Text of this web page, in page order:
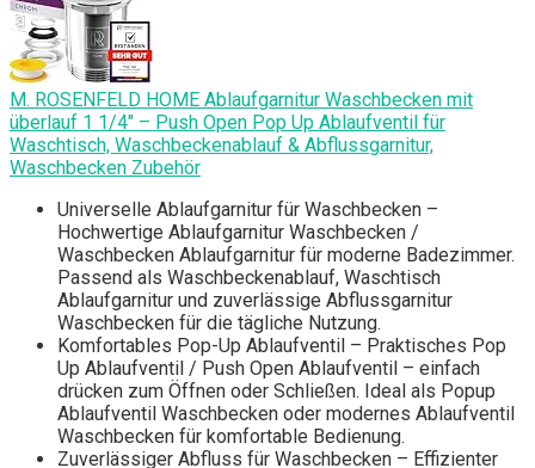
M. ROSENFELD HOME Ablaufgarnitur Waschbecken mit
überlauf 1 1/4" – Push Open Pop Up Ablaufventil für
Waschtisch, Waschbeckenablauf & Abflussgarnitur,
Waschbecken Zubehör
Universelle Ablaufgarnitur für Waschbecken –
Hochwertige Ablaufgarnitur Waschbecken /
Waschbecken Ablaufgarnitur für moderne Badezimmer.
Passend als Waschbeckenablauf, Waschtisch
Ablaufgarnitur und zuverlässige Abflussgarnitur
Waschbecken für die tägliche Nutzung.
Komfortables Pop-Up Ablaufventil – Praktisches Pop
Up Ablaufventil / Push Open Ablaufventil – einfach
drücken zum Öffnen oder Schließen. Ideal als Popup
Ablaufventil Waschbecken oder modernes Ablaufventil
Waschbecken für komfortable Bedienung.
Zuverlässiger Abfluss für Waschbecken – Effizienter